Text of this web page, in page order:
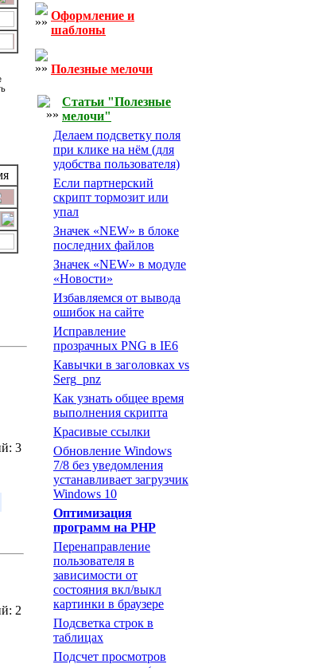
3
2
Оформление и
шаблоны
Полезные мелочи
Статьи "Полезные
мелочи"
Делаем подсветку поля
при клике на нём (для
удобства пользователя)
Если партнерский
скрипт тормозит или
упал
Значек «NEW» в блоке
последних файлов
Значек «NEW» в модуле
«Новости»
Избавляемся от вывода
ошибок на сайте
Исправление
прозрачных PNG в IE6
Кавычки в заголовках vs
Serg_pnz
Как узнать общее время
выполнения скрипта
Красивые ссылки
Обновление Windows
7/8 без уведомления
устанавливает загрузчик
Windows 10
Оптимизация
программ на PHP
Перенаправление
пользователя в
зависимости от
состояния вкл/выкл
картинки в браузере
Подсветка строк в
таблицах
Подсчет просмотров